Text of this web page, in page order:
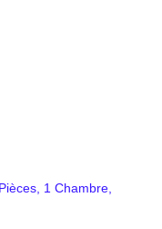
1 Chambre,